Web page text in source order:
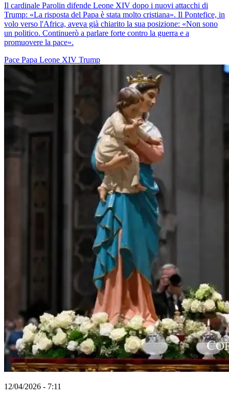
Il cardinale Parolin difende Leone XIV dopo i nuovi attacchi di
Trump: «La risposta del Papa è stata molto cristiana». Il Pontefice, in
volo verso l'Africa, aveva già chiarito la sua posizione: «Non sono
un politico. Continuerò a parlare forte contro la guerra e a
promuovere la pace».
Pace Papa Leone XIV Trump
12/04/2026 - 7:11